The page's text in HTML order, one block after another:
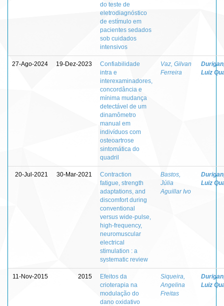
do teste de
eletrodiagnóstico
de estímulo em
pacientes sedados
sob cuidados
intensivos
27-Ago-2024 19-Dez-2023
Confiabilidade
intra e
interexaminadores,
concordância e
mínima mudança
detectável de um
dinamômetro
manual em
indivíduos com
osteoartrose
sintomática do
quadril
Vaz, Gilvan
Ferreira
Luiz
20-Jul-2021 30-Mar-2021
Contraction
fatigue, strength
adaptations, and
discomfort during
conventional
versus wide-pulse,
high-frequency,
neuromuscular
electrical
stimulation : a
systematic review
Bastos,
Júlia
Aguillar Ivo
Luiz
11-Nov-2015 2015
Efeitos da
crioterapia na
modulação do
dano oxidativo
Siqueira,
Angelina
Freitas
Luiz